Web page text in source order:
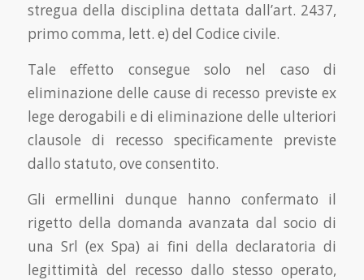
stregua della disciplina dettata dall’art. 2437,
primo comma, lett. e) del Codice civile.
Tale effetto consegue solo nel caso di
eliminazione delle cause di recesso previste ex
lege derogabili e di eliminazione delle ulteriori
clausole di recesso specificamente previste
dallo statuto, ove consentito.
Gli ermellini dunque hanno confermato il
rigetto della domanda avanzata dal socio di
una Srl (ex Spa) ai fini della declaratoria di
legittimità del recesso dallo stesso operato,